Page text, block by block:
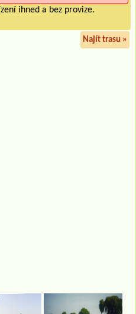
ihned a bez provize.
Najít trasu »